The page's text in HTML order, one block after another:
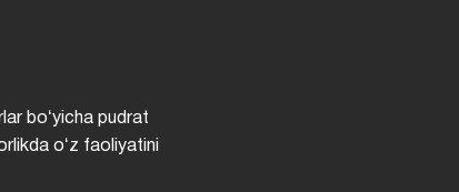
boʻyicha pudrat
oʻz faoliyatini